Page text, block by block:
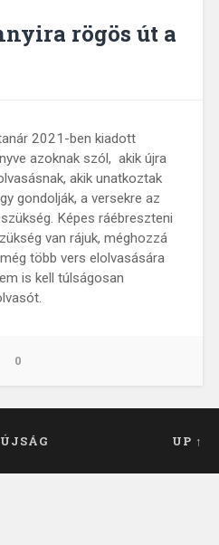
rögös út a
2021-ben kiadott
azoknak szól, akik újra
akik unatkoztak
gondolják, a versekre az
Képes ráébreszteni
van rájuk, méghozzá
több vers elolvasására
is kell túlságosan
0
UP ↑